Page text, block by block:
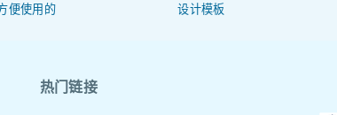
便使用的
设计模板
热门链接